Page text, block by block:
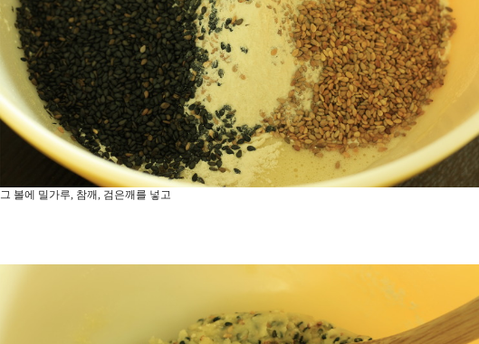
그 볼에 밀가루, 참깨, 검은깨를 넣고